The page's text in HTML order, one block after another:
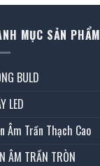
MỤC SẢN PHẨM
BULD
LED
Âm Trần Thạch Cao
ÂM TRẦN TRÒN